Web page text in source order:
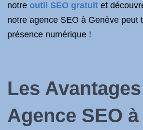
notre outil SEO gratuit et
notre agence SEO à Genève peut
présence numérique !
Les Avantages
Agence SEO à